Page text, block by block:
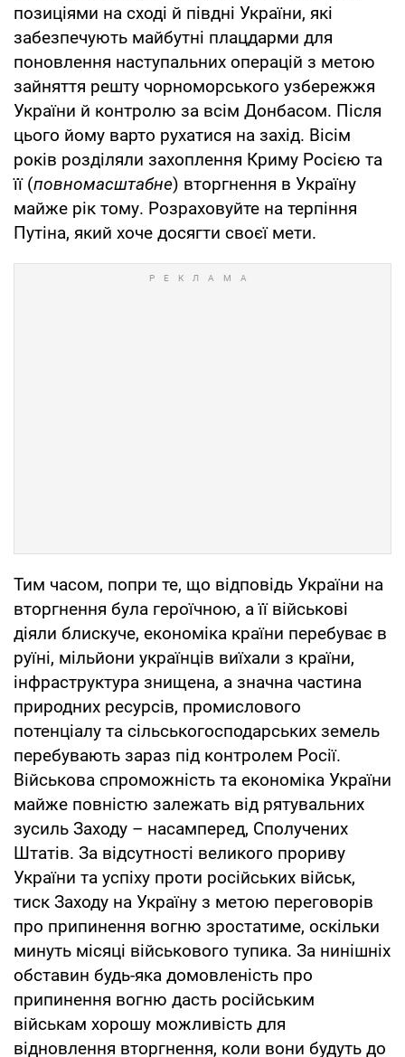
позиціями на сході й півдні України, які
забезпечують майбутні плацдарми для
поновлення наступальних операцій з метою
зайняття решту чорноморського узбережжя
України й контролю за всім Донбасом. Після
цього йому варто рухатися на захід. Вісім
років розділяли захоплення Криму Росією та
її (повномасштабне) вторгнення в Україну
майже рік тому. Розраховуйте на терпіння
Путіна, який хоче досягти своєї мети.
Тим часом, попри те, що відповідь України на
вторгнення була героїчною, а її військові
діяли блискуче, економіка країни перебуває в
руїні, мільйони українців виїхали з країни,
інфраструктура знищена, а значна частина
природних ресурсів, промислового
потенціалу та сільськогосподарських земель
перебувають зараз під контролем Росії.
Військова спроможність та економіка України
майже повністю залежать від рятувальних
зусиль Заходу – насамперед, Сполучених
Штатів. За відсутності великого прориву
України та успіху проти російських військ,
тиск Заходу на Україну з метою переговорів
про припинення вогню зростатиме, оскільки
минуть місяці військового тупика. За нинішніх
обставин будь-яка домовленість про
припинення вогню дасть російським
військам хорошу можливість для
відновлення вторгнення, коли вони будуть до